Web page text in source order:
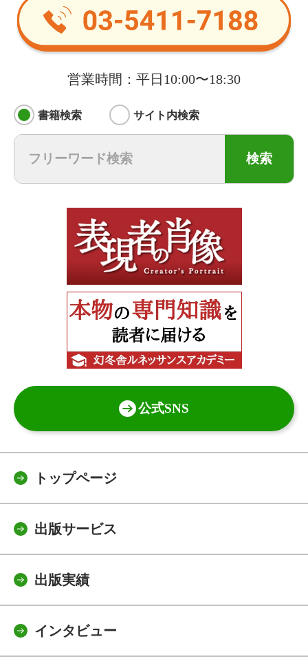
営業時間：平日10:00〜18:30
書籍検索 サイト内検索
検索
公式SNS
トップページ
出版サービス
出版実績
インタビュー